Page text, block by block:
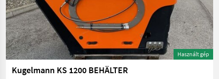
Használt gép
Kugelmann KS 1200 BEHÄLTER